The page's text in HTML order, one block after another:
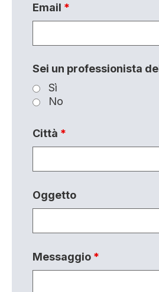
Email *
Sei un professionista
Sì
No
Città *
Oggetto
Messaggio *